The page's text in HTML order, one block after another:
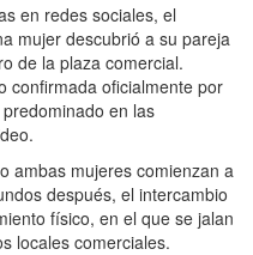
en redes sociales, el
mujer descubrió a su pareja
de la plaza comercial.
confirmada oficialmente por
en las
ambas mujeres comienzan a
después, el intercambio
físico, en el que se jalan
locales comerciales.